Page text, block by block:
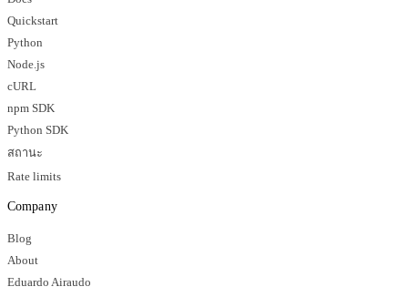
Quickstart
Python
Node.js
cURL
npm SDK
Python SDK
สถานะ
Rate limits
Company
Blog
About
Eduardo Airaudo